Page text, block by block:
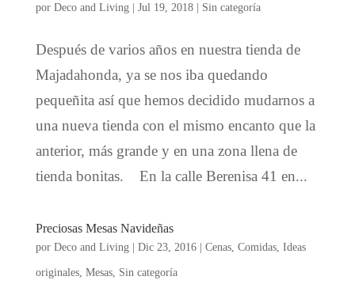
por Deco and Living| Jul 19, 2018| Sin categoría
Después de varios años en nuestra tienda de
Majadahonda, ya se nos iba quedando
pequeñita así que hemos decidido mudarnos a
una nueva tienda con el mismo encanto que la
anterior, más grande y en una zona llena de
tienda bonitas. En la calle Berenisa 41 en...
Preciosas Mesas Navideñas
por Deco and Living| Dic 23, 2016| Cenas, Comidas, Ideas
originales, Mesas, Sin categoría